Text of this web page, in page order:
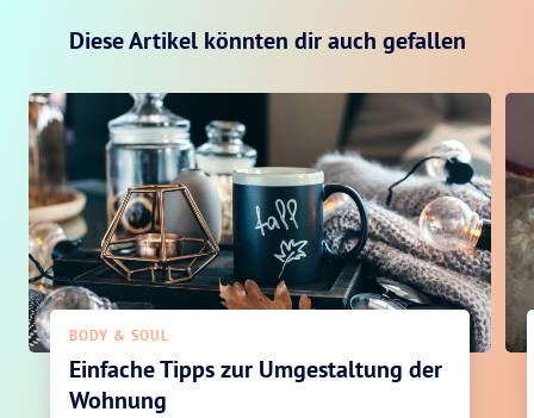
Diese Artikel könnten dir auch gefallen
BODY & SOUL
Einfache Tipps zur Umgestaltung der
Wohnung